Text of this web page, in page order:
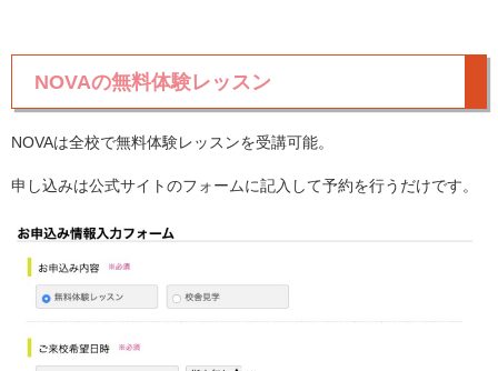
NOVAの無料体験レッスン
NOVAは全校で無料体験レッスンを受講可能。
申し込みは公式サイトのフォームに記入して予約を行うだけです。